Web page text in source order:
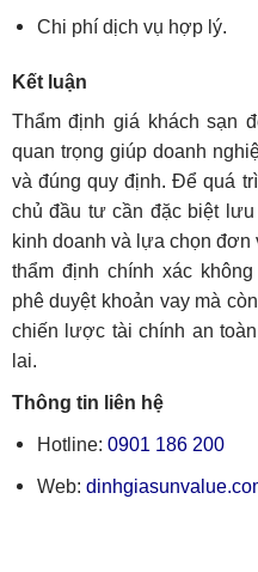
Chi phí dịch vụ hợp lý.
Kết luận
Thẩm định giá khách sạn
quan trọng giúp doanh
và đúng quy định. Để quá
chủ đầu tư cần đặc biệt
kinh doanh và lựa chọn đơn
thẩm định chính xác
phê duyệt khoản vay mà
chiến lược tài chính an
lai.
Thông tin liên hệ
Hotline: 0901 186 200
Web: